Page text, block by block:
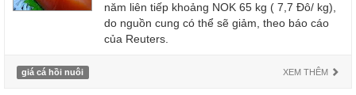
năm liên tiếp khoảng NOK 65 kg ( 7,7 Đô/ kg),
do nguồn cung có thể sẽ giảm, theo báo cáo
của Reuters.
giá cá hồi nuôi XEM THÊM